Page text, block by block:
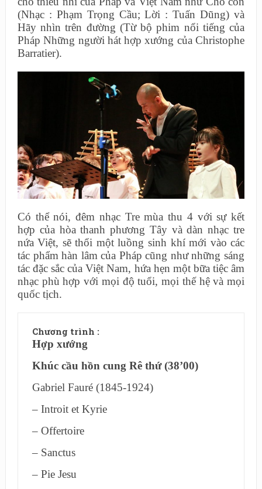
(Nhạc : Phạm Trọng Cầu; Lời : Tuấn Dũng) và
Hãy nhìn trên đường (Từ bộ phim nổi tiếng của
Pháp Những người hát hợp xướng của Christophe
Barratier).
Có thể nói, đêm nhạc Tre mùa thu 4 với sự kết
hợp của hòa thanh phương Tây và dàn nhạc tre
nứa Việt, sẽ thổi một luồng sinh khí mới vào các
tác phẩm hàn lâm của Pháp cũng như những sáng
tác đặc sắc của Việt Nam, hứa hẹn một bữa tiệc âm
nhạc phù hợp với mọi độ tuổi, mọi thế hệ và mọi
quốc tịch.
Chương trình :
Hợp xướng
Khúc cầu hồn cung Rê thứ (38’00)
Gabriel Fauré (1845-1924)
– Introit et Kyrie
– Offertoire
– Sanctus
– Pie Jesu